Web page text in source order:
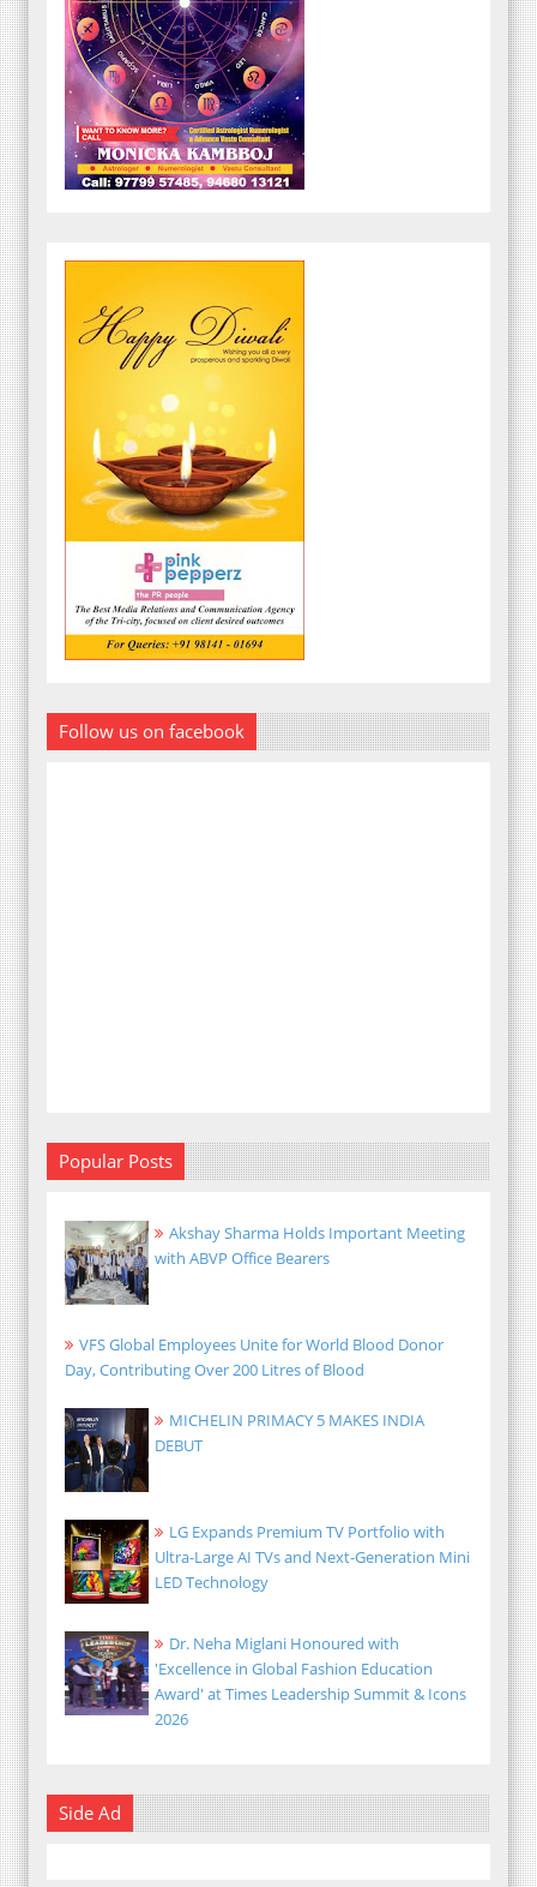
Follow us on facebook
Popular Posts
Akshay Sharma Holds Important Meeting
with ABVP Office Bearers
VFS Global Employees Unite for World Blood Donor
Day, Contributing Over 200 Litres of Blood
MICHELIN PRIMACY 5 MAKES INDIA
DEBUT
LG Expands Premium TV Portfolio with
Ultra-Large AI TVs and Next-Generation Mini
LED Technology
Dr. Neha Miglani Honoured with
'Excellence in Global Fashion Education
Award' at Times Leadership Summit & Icons
2026
Side Ad